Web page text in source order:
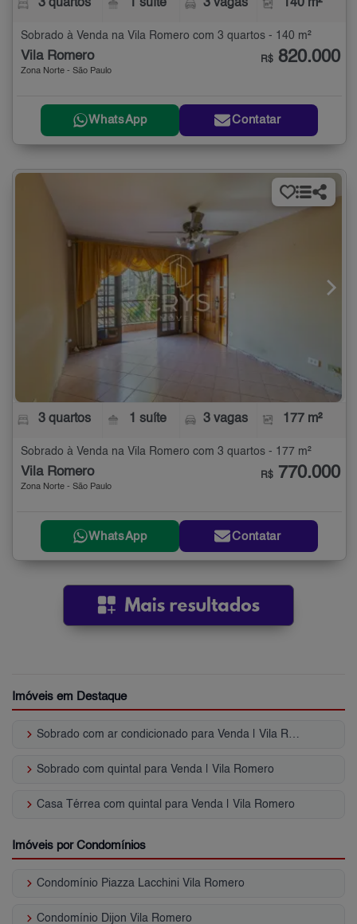
3 quartos 1 suíte 3 vagas 140 m²
Sobrado à Venda na Vila Romero com 3 quartos - 140 m²
Vila Romero
Zona Norte - São Paulo
R$ 820.000
WhatsApp Contatar
3 quartos 1 suíte 3 vagas 177 m²
Sobrado à Venda na Vila Romero com 3 quartos - 177 m²
Vila Romero
Zona Norte - São Paulo
R$ 770.000
WhatsApp Contatar
Imóveis em Destaque
keyboard_arrow_right Sobrado com ar condicionado para Venda | Vila Romero
keyboard_arrow_right Sobrado com quintal para Venda | Vila Romero
keyboard_arrow_right Casa Térrea com quintal para Venda | Vila Romero
Imóveis por Condomínios
keyboard_arrow_right Condomínio Piazza Lacchini Vila Romero
keyboard_arrow_right Condomínio Dijon Vila Romero